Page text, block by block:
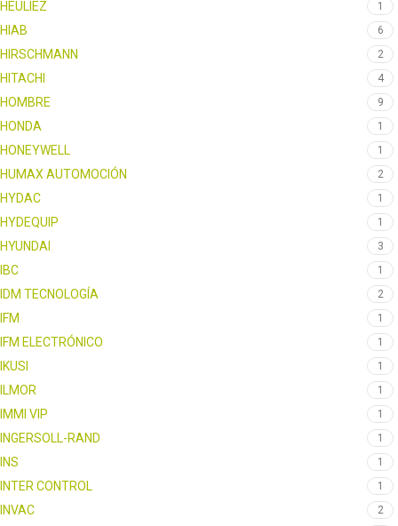
HEULIEZ 1
HIAB 6
HIRSCHMANN 2
HITACHI 4
HOMBRE 9
HONDA 1
HONEYWELL 1
HUMAX AUTOMOCIÓN 2
HYDAC 1
HYDEQUIP 1
HYUNDAI 3
IBC 1
IDM TECNOLOGÍA 2
IFM 1
IFM ELECTRÓNICO 1
IKUSI 1
ILMOR 1
IMMI VIP 1
INGERSOLL-RAND 1
INS 1
INTER CONTROL 1
INVAC 2